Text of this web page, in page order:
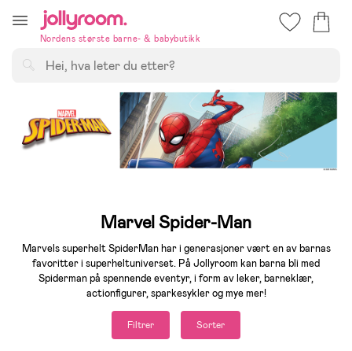
till
innehålletNordens største barne- & babybutikk
Marvel Spider-Man
Marvels superhelt SpiderMan har i generasjoner vært en av barnas
favoritter i superheltuniverset. På Jollyroom kan barna bli med
Spiderman på spennende eventyr, i form av leker, barneklær,
actionfigurer, sparkesykler og mye mer!
Filtrer Sorter